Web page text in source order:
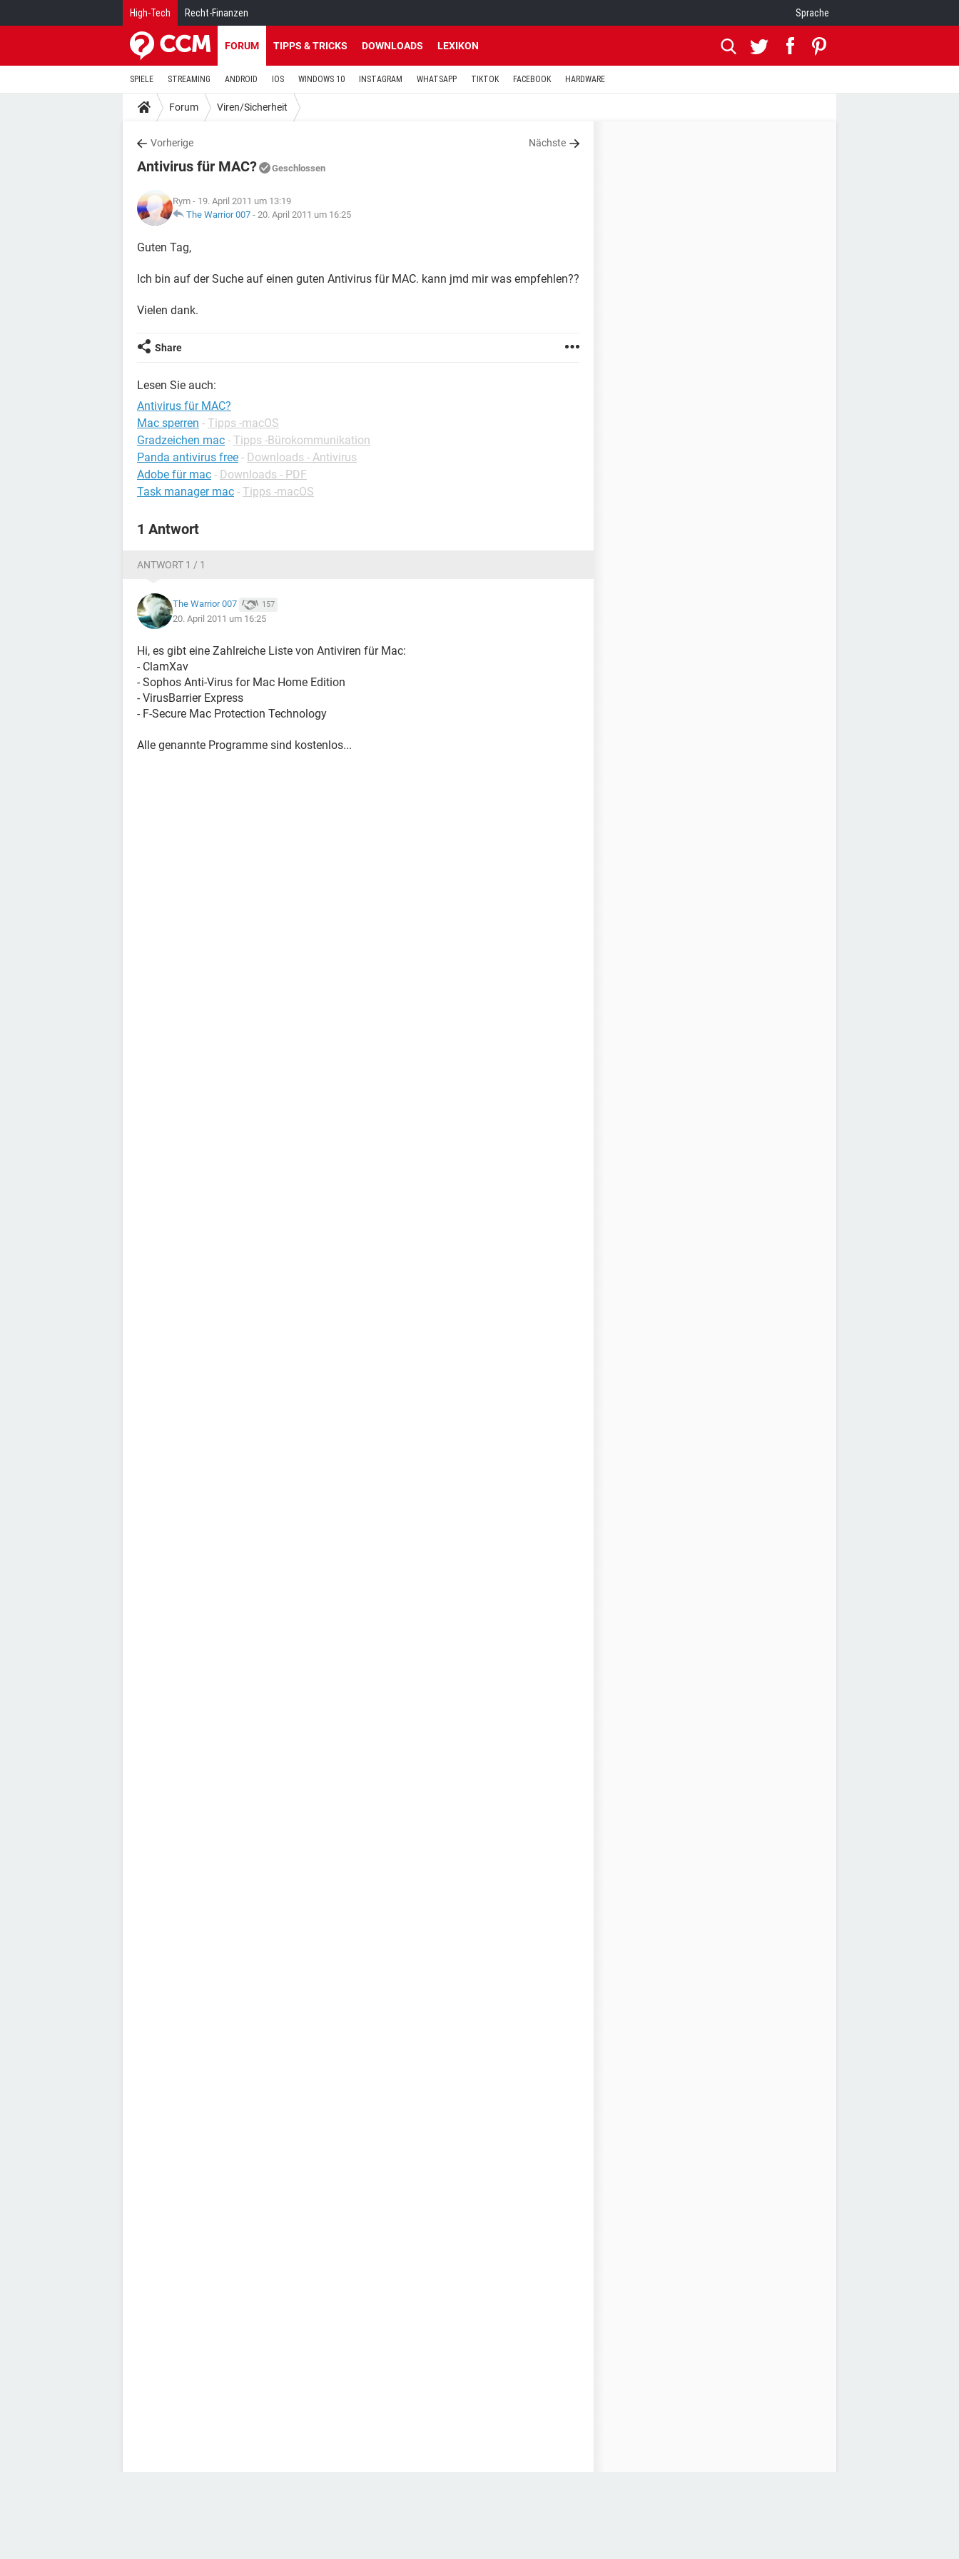
High-Tech Recht-Finanzen Sprache
FORUM TIPPS & TRICKS DOWNLOADS LEXIKON
SPIELE STREAMING ANDROID IOS WINDOWS 10 INSTAGRAM WHATSAPP TIKTOK FACEBOOK HARDWARE
Forum Viren/Sicherheit
Vorherige Nächste
Antivirus für MAC? Geschlossen
Rym - 19. April 2011 um 13:19
The Warrior 007 - 20. April 2011 um 16:25
Guten Tag,
Ich bin auf der Suche auf einen guten Antivirus für MAC. kann jmd mir was empfehlen??
Vielen dank.
Share
Lesen Sie auch:
Antivirus für MAC?
Mac sperren - Tipps -macOS
Gradzeichen mac - Tipps -Bürokommunikation
Panda antivirus free - Downloads - Antivirus
Adobe für mac - Downloads - PDF
Task manager mac - Tipps -macOS
1 Antwort
ANTWORT 1 / 1
The Warrior 007 157
20. April 2011 um 16:25
Hi, es gibt eine Zahlreiche Liste von Antiviren für Mac:
- ClamXav
- Sophos Anti-Virus for Mac Home Edition
- VirusBarrier Express
- F-Secure Mac Protection Technology
Alle genannte Programme sind kostenlos...